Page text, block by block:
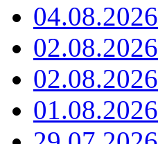
04.08.2026
02.08.2026
02.08.2026
01.08.2026